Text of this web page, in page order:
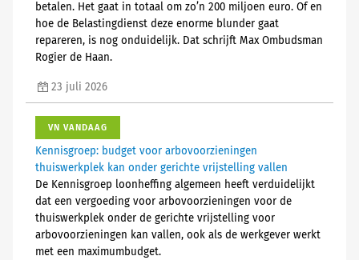
betalen. Het gaat in totaal om zo’n 200 miljoen euro. Of en
hoe de Belastingdienst deze enorme blunder gaat
repareren, is nog onduidelijk. Dat schrijft Max Ombudsman
Rogier de Haan.
23 juli 2026
VN VANDAAG
Kennisgroep: budget voor arbovoorzieningen
thuiswerkplek kan onder gerichte vrijstelling vallen
De Kennisgroep loonheffing algemeen heeft verduidelijkt
dat een vergoeding voor arbovoorzieningen voor de
thuiswerkplek onder de gerichte vrijstelling voor
arbovoorzieningen kan vallen, ook als de werkgever werkt
met een maximumbudget.